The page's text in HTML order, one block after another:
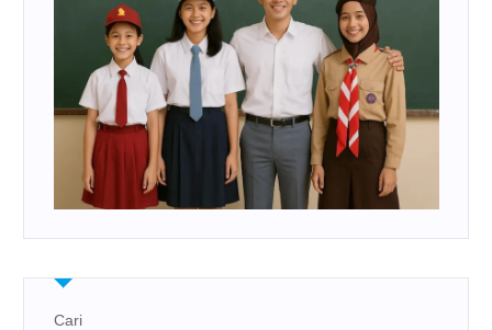
Cari